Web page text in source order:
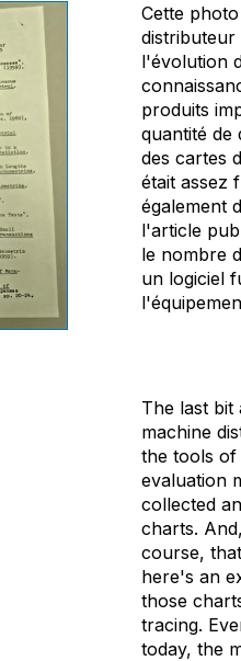
Cette
distributeur
l'évolution
produits
quantité de
des cartes
était assez
également
l'article
le nombre
un logiciel
The last bit
machine
the tools
evaluation
collected
charts.
course,
here's an
those
tracing.
today, the